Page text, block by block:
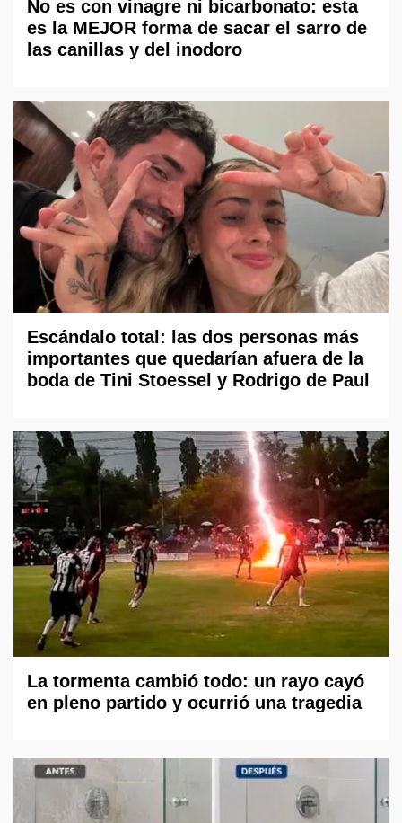
No es con vinagre ni bicarbonato: esta
es la MEJOR forma de sacar el sarro de
las canillas y del inodoro
Escándalo total: las dos personas más
importantes que quedarían afuera de la
boda de Tini Stoessel y Rodrigo de Paul
La tormenta cambió todo: un rayo cayó
en pleno partido y ocurrió una tragedia